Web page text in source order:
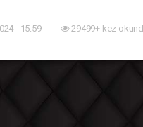
- 15:59 29499+ kez